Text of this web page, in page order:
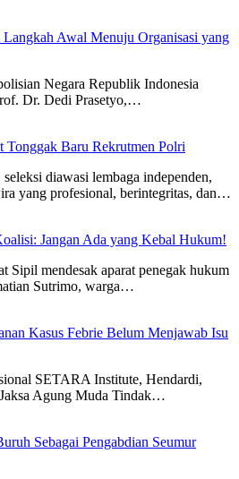
Awal Menuju Organisasi yang
Negara Republik Indonesia
Dr. Dedi Prasetyo,…
Tonggak Baru Rekrutmen Polri
diawasi lembaga independen,
yang profesional, berintegritas, dan…
Jangan Ada yang Kebal Hukum!
Sipil mendesak aparat penegak hukum
Sutrimo, warga…
Kasus Febrie Belum Menjawab Isu
SETARA Institute, Hendardi,
Agung Muda Tindak…
Sebagai Pengabdian Seumur